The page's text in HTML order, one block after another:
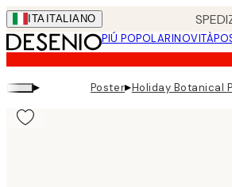
Skip
to
main
content.
ITA ITALIANO
PIÚ POPOLARINOVITÀ
▸ Poster▸Holiday Botanical